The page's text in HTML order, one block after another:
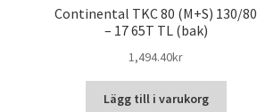
Continental TKC 80 (M+S) 130/80
– 17 65T TL (bak)
1,494.40kr
Lägg till i varukorg